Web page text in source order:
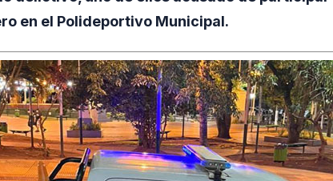
en el Polideportivo Municipal.